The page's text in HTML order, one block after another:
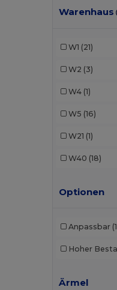
Radsow by
Warenhaus
W1 (21)
W2 (3)
W4 (1)
W5 (16)
W21 (1)
W40 (18)
Optionen
Anpassbar
Hoher
Ärmel